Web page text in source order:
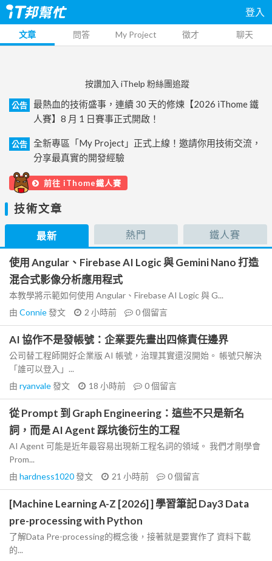
登入
文章 問答 My Project 徵才 聊天
按讚加入 iThelp 粉絲團追蹤
公告
最熱血的技術盛事，連續 30 天的修煉【2026 iThome 鐵
人賽】8 月 1 日賽事正式開啟！
公告
全新專區「My Project」正式上線！邀請你用技術交流，
分享最真實的開發經驗
前往 iThome鐵人賽
技術文章
最新 熱門 鐵人賽
使用 Angular、Firebase AI Logic 與 Gemini Nano 打造
混合式影像分析應用程式
本教學將示範如何使用 Angular、Firebase AI Logic 與 G...
由 Connie發文 2 小時前 0個留言
AI 協作不是發帳號：企業要先畫出四條責任邊界
公司替工程師開好企業版 AI 帳號，治理其實還沒開始。 帳號只解決
「誰可以登入」...
由 ryanvale發文 18 小時前 0個留言
從 Prompt 到 Graph Engineering：這些不只是新名
詞，而是 AI Agent 踩坑後衍生的工程
AI Agent 可能是近年最容易出現新工程名詞的領域。 我們才剛學會
Prom...
由 hardness1020發文 21 小時前 0個留言
[Machine Learning A-Z [2026] ] 學習筆記 Day3 Data
pre-processing with Python
了解Data Pre-processing的概念後，接著就是要實作了 資料下載
的...